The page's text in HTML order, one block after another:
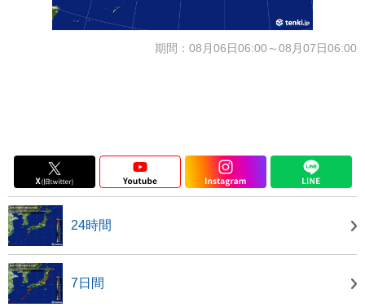
期間：08月06日06:00～08月07日06:00
24時間
7日間